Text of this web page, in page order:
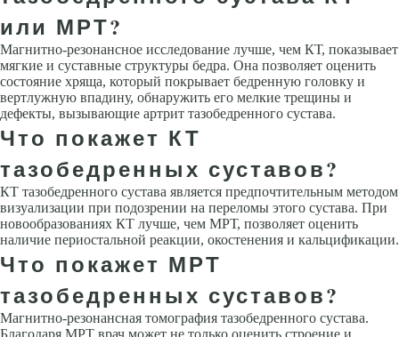
или МРТ?
Магнитно-резонансное исследование лучше, чем КТ, показывает
мягкие и суставные структуры бедра. Она позволяет оценить
состояние хряща, который покрывает бедренную головку и
вертлужную впадину, обнаружить его мелкие трещины и
дефекты, вызывающие артрит тазобедренного сустава.
Что покажет КТ
тазобедренных суставов?
КТ тазобедренного сустава является предпочтительным методом
визуализации при подозрении на переломы этого сустава. При
новообразованиях КТ лучше, чем МРТ, позволяет оценить
наличие периостальной реакции, окостенения и кальцификации.
Что покажет МРТ
тазобедренных суставов?
Магнитно-резонансная томография тазобедренного сустава.
Благодаря МРТ врач может не только оценить строение и